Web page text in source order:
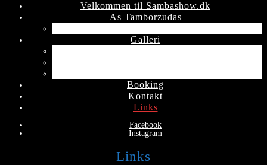
Velkommen til Sambashow.dk
As Tamborzudas
Galleri
Booking
Kontakt
Links
Facebook
Instagram
Links